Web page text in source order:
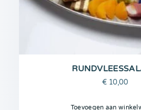
€ 10,00
Toevoegen aan